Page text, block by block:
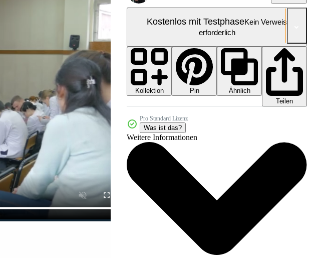
Kostenlos mit TestphaseKein Verweis
erforderlich
Kollektion Pin
Ähnlich
Teilen
Pro Standard Lizenz
Was ist das?
Weitere Informationen